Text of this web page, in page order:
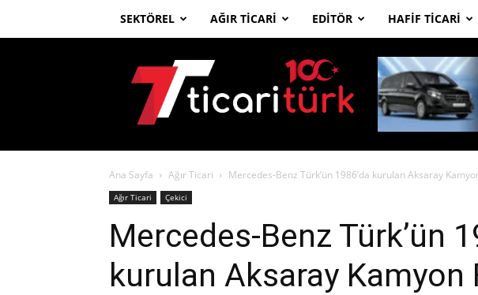
SEKTÖREL AĞIR TICARI EDITÖR HAFIF TICARI
Ticari
Türk
Ana Sayfa Ağır Ticari Mercedes-Benz Türk’ün 1986’da kurulan Aksaray
Ağır Ticari Çekici
Mercedes-Benz Türk’ün
kurulan Aksaray Kamyon